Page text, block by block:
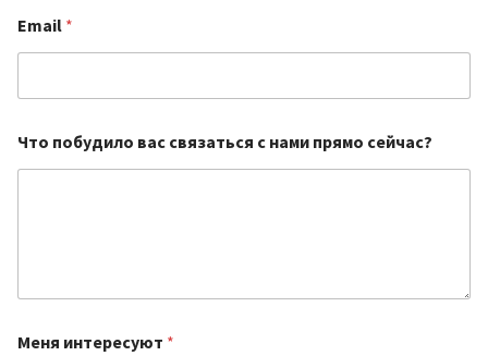
и
н
е
е
у
Email *
Что побудило вас связаться с нами прямо сейчас?
Меня интересуют *